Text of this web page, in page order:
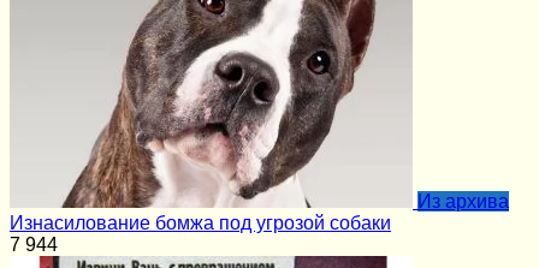
Из архива
Изнасилование бомжа под угрозой собаки
7 944